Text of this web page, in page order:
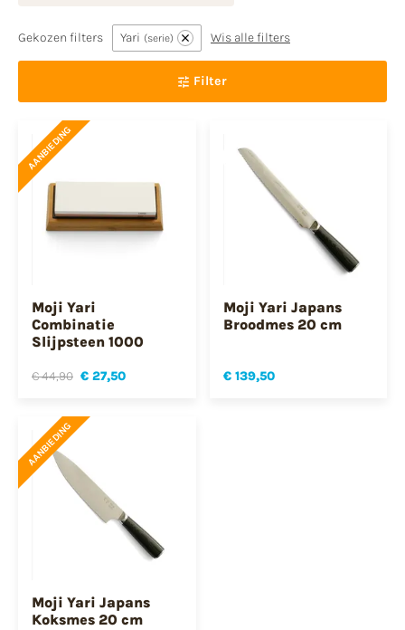
Gekozen filters Yari serie Wis alle filters
Filter
AANBIEDING
Moji Yari
Combinatie
Slijpsteen 1000
€ 44,90 € 27,50
Moji Yari Japans
Broodmes 20 cm
€ 139,50
AANBIEDING
Moji Yari Japans
Koksmes 20 cm